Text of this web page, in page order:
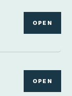
OPEN
OPEN